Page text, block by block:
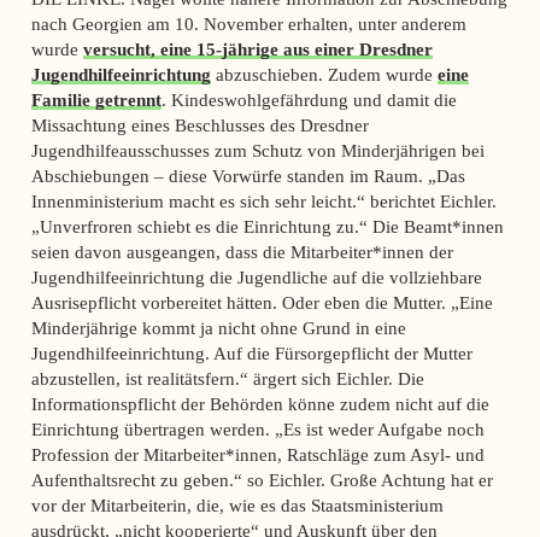
nach Georgien am 10. November erhalten, unter anderem
wurde versucht, eine 15-jährige aus einer Dresdner
Jugendhilfeeinrichtung abzuschieben. Zudem wurde eine
Familie getrennt. Kindeswohlgefährdung und damit die
Missachtung eines Beschlusses des Dresdner
Jugendhilfeausschusses zum Schutz von Minderjährigen bei
Abschiebungen – diese Vorwürfe standen im Raum. „Das
Innenministerium macht es sich sehr leicht.“ berichtet Eichler.
„Unverfroren schiebt es die Einrichtung zu.“ Die Beamt*innen
seien davon ausgeangen, dass die Mitarbeiter*innen der
Jugendhilfeeinrichtung die Jugendliche auf die vollziehbare
Ausrisepflicht vorbereitet hätten. Oder eben die Mutter. „Eine
Minderjährige kommt ja nicht ohne Grund in eine
Jugendhilfeeinrichtung. Auf die Fürsorgepflicht der Mutter
abzustellen, ist realitätsfern.“ ärgert sich Eichler. Die
Informationspflicht der Behörden könne zudem nicht auf die
Einrichtung übertragen werden. „Es ist weder Aufgabe noch
Profession der Mitarbeiter*innen, Ratschläge zum Asyl- und
Aufenthaltsrecht zu geben.“ so Eichler. Große Achtung hat er
vor der Mitarbeiterin, die, wie es das Staatsministerium
ausdrückt, „nicht kooperierte“ und Auskunft über den